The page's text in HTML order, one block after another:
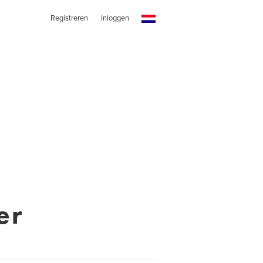
Registreren Inloggen